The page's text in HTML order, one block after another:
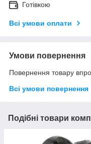
Готівкою
Всі умови оплати
Умови повернення
Повернення товару
Всі умови повернення
Подібні товари